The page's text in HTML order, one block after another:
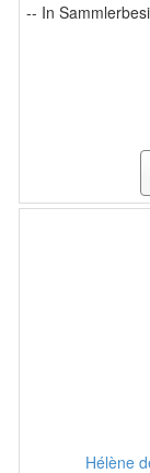
-- In
Hélène